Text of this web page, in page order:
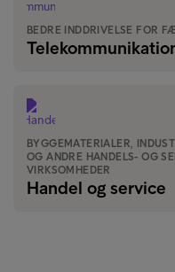
BEDRE INDDRIVELSE FOR
BYGGEMATERIALER,
OG ANDRE HANDELS- OG
VIRKSOMHEDER
Handel og service